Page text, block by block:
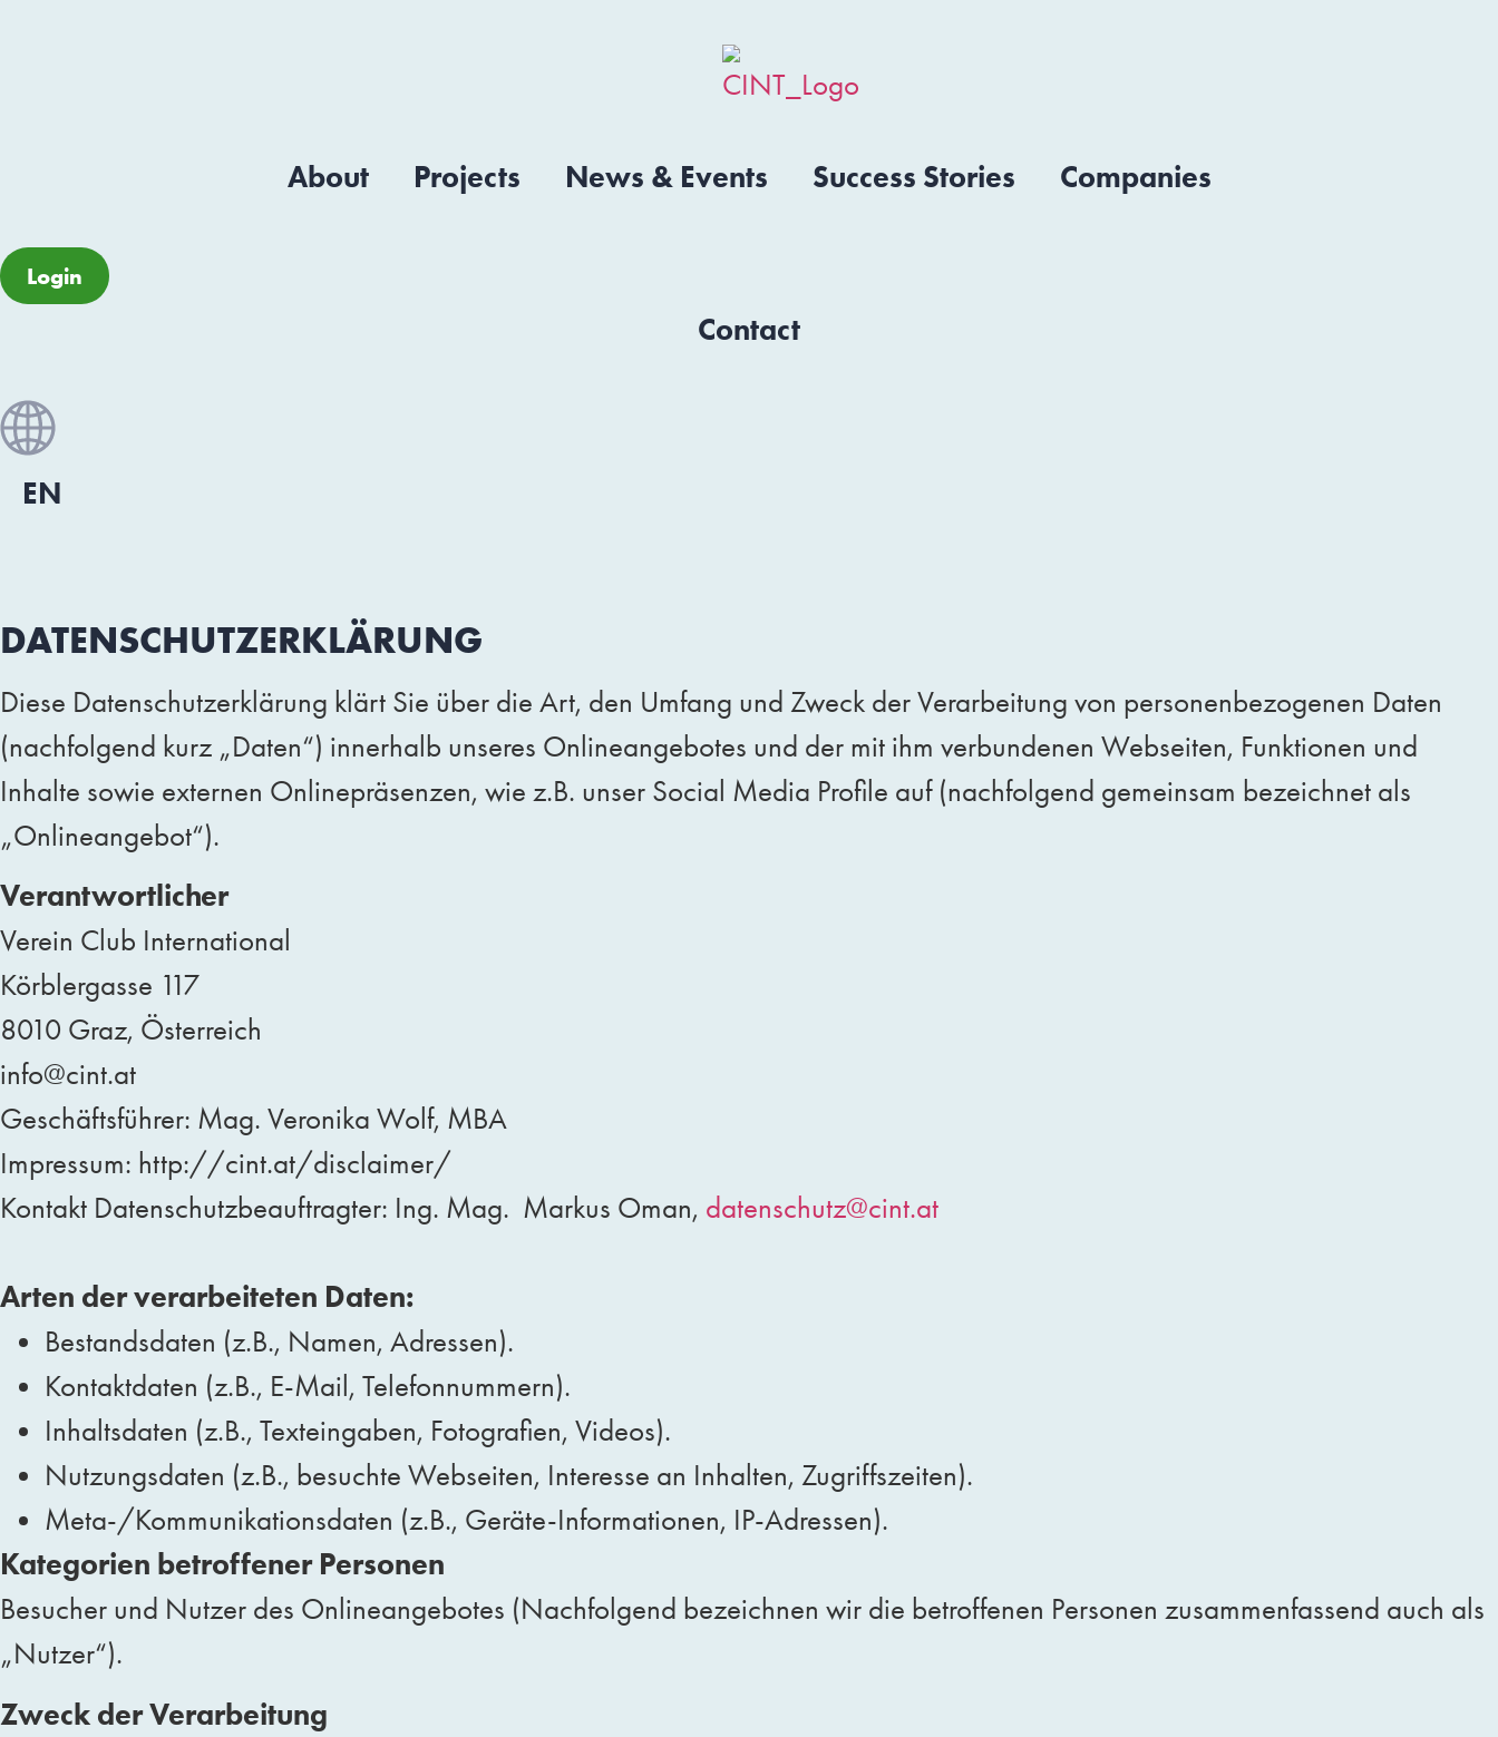
About Projects News & Events Success Stories Companies
Login
Contact
EN
DATENSCHUTZERKLÄRUNG
Diese Datenschutzerklärung klärt Sie über die Art, den Umfang und Zweck der Verarbeitung von personenbezogenen Daten
(nachfolgend kurz „Daten“) innerhalb unseres Onlineangebotes und der mit ihm verbundenen Webseiten, Funktionen und
Inhalte sowie externen Onlinepräsenzen, wie z.B. unser Social Media Profile auf (nachfolgend gemeinsam bezeichnet als
„Onlineangebot“).
Verantwortlicher
Verein Club International
Körblergasse 117
8010 Graz, Österreich
info@cint.at
Geschäftsführer: Mag. Veronika Wolf, MBA
Impressum: http://cint.at/disclaimer/
Kontakt Datenschutzbeauftragter: Ing. Mag. Markus Oman, datenschutz@cint.at
Arten der verarbeiteten Daten:
Bestandsdaten (z.B., Namen, Adressen).
Kontaktdaten (z.B., E-Mail, Telefonnummern).
Inhaltsdaten (z.B., Texteingaben, Fotografien, Videos).
Nutzungsdaten (z.B., besuchte Webseiten, Interesse an Inhalten, Zugriffszeiten).
Meta-/Kommunikationsdaten (z.B., Geräte-Informationen, IP-Adressen).
Kategorien betroffener Personen
Besucher und Nutzer des Onlineangebotes (Nachfolgend bezeichnen wir die betroffenen Personen zusammenfassend auch als
„Nutzer“).
Zweck der Verarbeitung